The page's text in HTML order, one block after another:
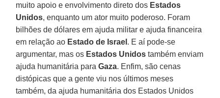
muito apoio e envolvimento direto dos Estados
Unidos, enquanto um ator muito poderoso. Foram
bilhões de dólares em ajuda militar e ajuda financeira
em relação ao Estado de Israel . E aí pode-se
argumentar, mas os Estados Unidos também enviam
ajuda humanitária paraGaza. Enfim, são cenas
distópicas que a gente viu nos últimos meses
também, da ajuda humanitária dos Estados Unidos